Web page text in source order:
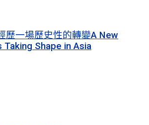
歷一場歷史性的轉變A New
Shape in Asia